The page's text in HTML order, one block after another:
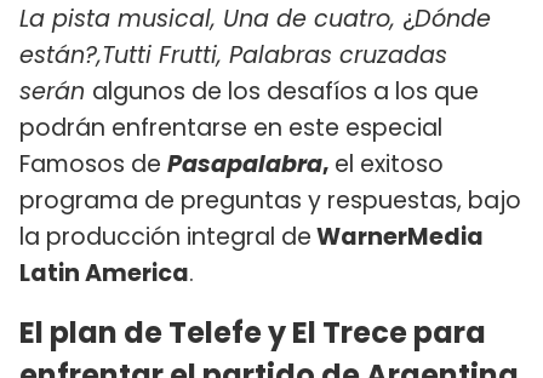
La pista musical, Una de cuatro, ¿Dónde
están?,Tutti Frutti, Palabras cruzadas
serán algunos de los desafíos a los que
podrán enfrentarse en este especial
Famosos de Pasapalabra, el exitoso
programa de preguntas y respuestas, bajo
la producción integral deWarnerMedia
Latin America.
El plan de Telefe y El Trece para